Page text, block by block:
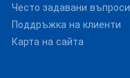
Често задавани въпроси
Поддръжка на клиенти
Карта на сайта